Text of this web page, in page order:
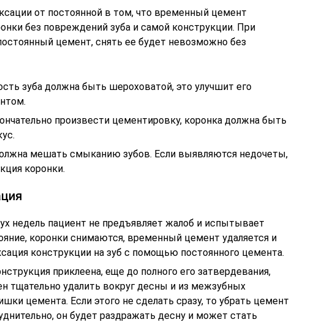
от постоянной в том, что временный цемент
без повреждений зуба и самой конструкции. При
цемент, снять ее будет невозможно без
зуба должна быть шероховатой, это улучшит его
произвести цементировку, коронка должна быть
мешать смыканию зубов. Если выявляются недочеты,
коронки.
недель пациент не предъявляет жалоб и испытывает
коронки снимаются, временный цемент удаляется и
конструкции на зуб с помощью постоянного цемента.
приклеена, еще до полного его затвердевания,
тщательно удалить вокруг десны и из межзубных
цемента. Если этого не сделать сразу, то убрать цемент
он будет раздражать десну и может стать